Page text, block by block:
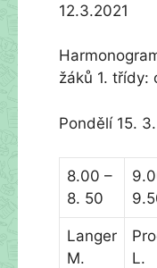
12.3.2021
žáků 1. třídy:
Pondělí 15. 3.
8.00 –
8. 50
Langer
M.
L.